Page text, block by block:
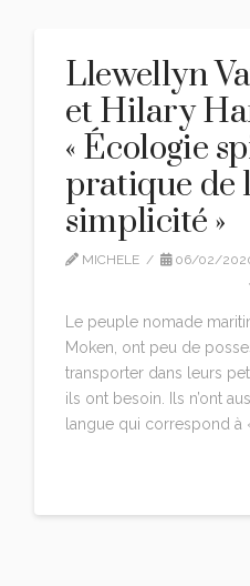
Llewellyn
et Hilary
« Écologie
pratique de
simplicité »
MICHELE
06/02/
,
Le peuple nomade
Moken, ont peu de
transporter dans leurs
ils ont besoin. Ils n’ont
langue qui correspond à